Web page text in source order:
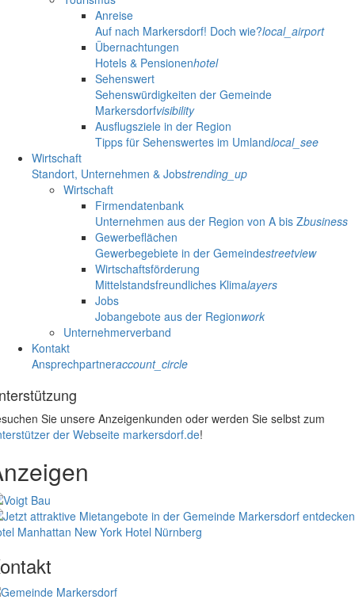
Anreise
Auf nach Markersdorf! Doch wie?local_airport
Übernachtungen
Hotels & Pensionenhotel
Sehenswert
Sehenswürdigkeiten der Gemeinde
Markersdorfvisibility
Ausflugsziele in der Region
Tipps für Sehenswertes im Umlandlocal_see
Wirtschaft
Standort, Unternehmen & Jobstrending_up
Wirtschaft
Firmendatenbank
Unternehmen aus der Region von A bis Zbusiness
Gewerbeflächen
Gewerbegebiete in der Gemeindestreetview
Wirtschaftsförderung
Mittelstandsfreundliches Klimalayers
Jobs
Jobangebote aus der Regionwork
Unternehmerverband
Kontakt
Ansprechpartneraccount_circle
Sie unsere Anzeigenkunden oder werden Sie selbst zum
der Webseite markersdorf.de!
Manhattan New York Hotel Nürnberg